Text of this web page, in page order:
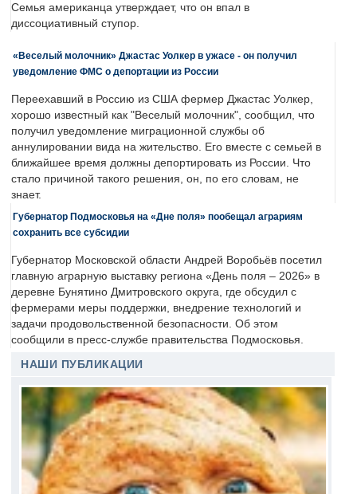
Семья американца утверждает, что он впал в
диссоциативный ступор.
«Веселый молочник» Джастас Уолкер в ужасе - он получил
уведомление ФМС о депортации из России
Переехавший в Россию из США фермер Джастас Уолкер,
хорошо известный как "Веселый молочник", сообщил, что
получил уведомление миграционной службы об
аннулировании вида на жительство. Его вместе с семьей в
ближайшее время должны депортировать из России. Что
стало причиной такого решения, он, по его словам, не
знает.
Губернатор Подмосковья на «Дне поля» пообещал аграриям
сохранить все субсидии
Губернатор Московской области Андрей Воробьёв посетил
главную аграрную выставку региона «День поля – 2026» в
деревне Бунятино Дмитровского округа, где обсудил с
фермерами меры поддержки, внедрение технологий и
задачи продовольственной безопасности. Об этом
сообщили в пресс-службе правительства Подмосковья.
НАШИ ПУБЛИКАЦИИ